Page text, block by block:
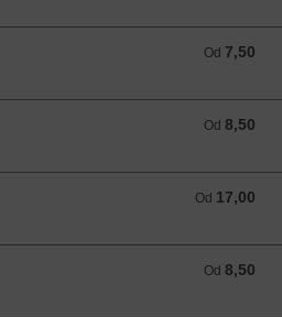
Od 7,50
Od 7,50 EUR
Od 8,50
Od 8,50 EUR
Od 17,00
Od 17,00 EUR
Od 8,50
Od 8,50 EUR